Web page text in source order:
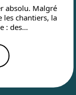
absolu. Malgré
les chantiers, la
: des…